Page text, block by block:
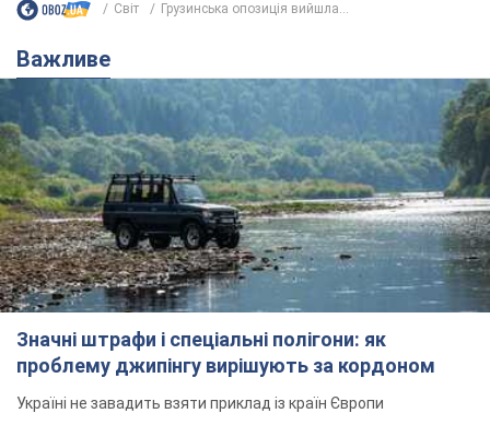
Світ Грузинська опозиція вийшла...
Важливе
Значні штрафи і спеціальні полігони: як
проблему джипінгу вирішують за кордоном
Україні не завадить взяти приклад із країн Європи